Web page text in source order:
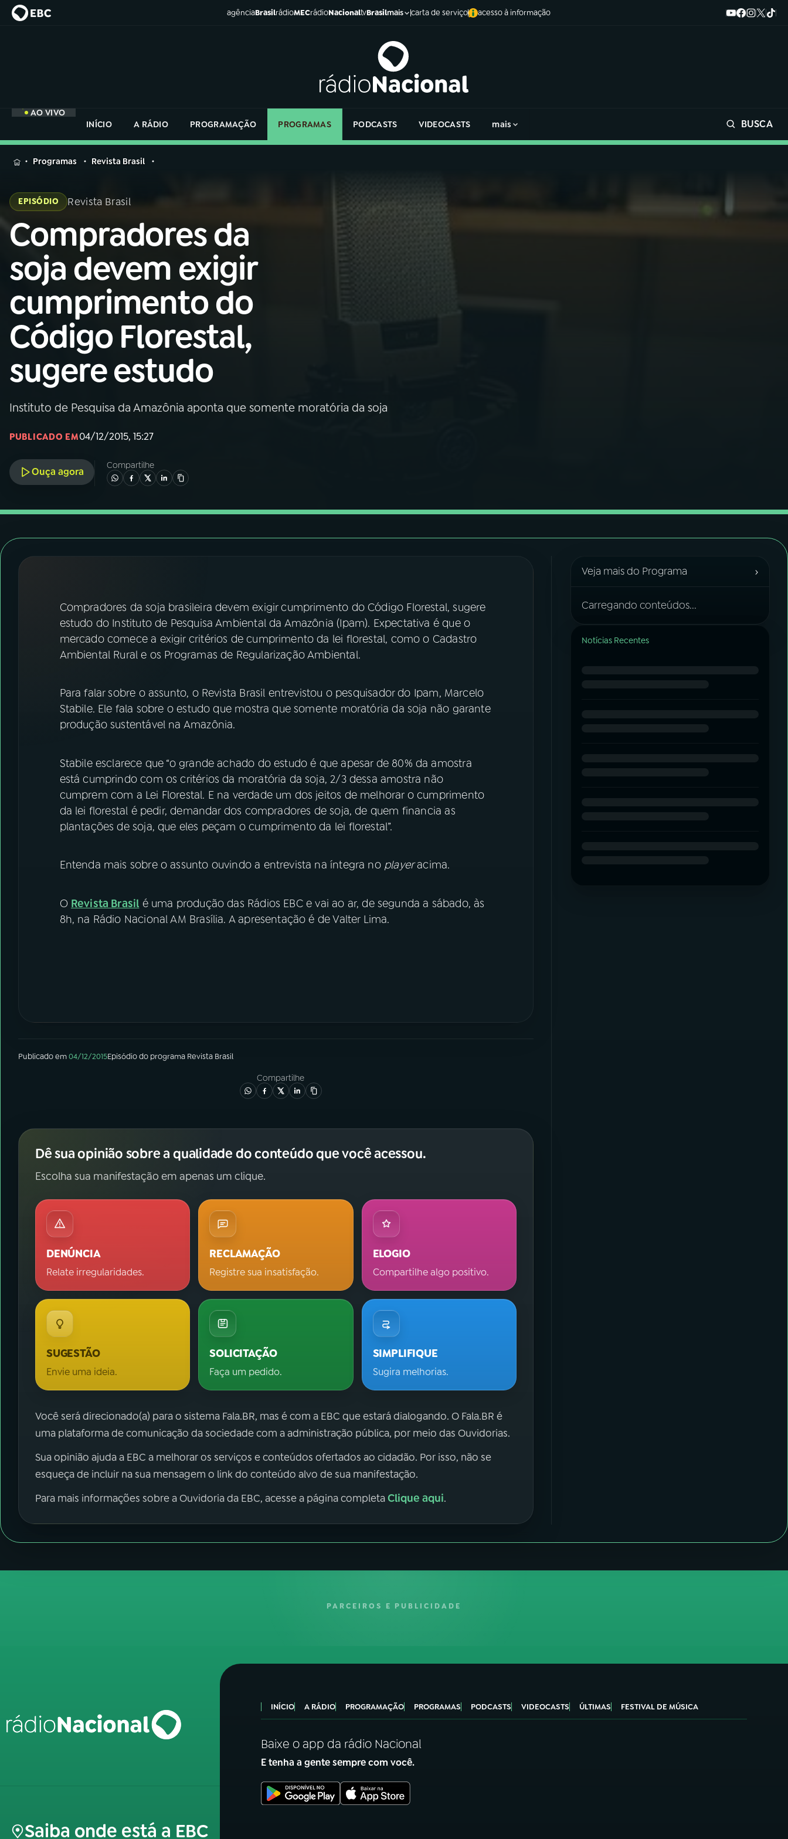
agênciaBrasilrádioMECrádioNacionaltvBrasilmais carta de serviço acesso à informação
AO VIVO
INÍCIO
A RÁDIO PROGRAMAÇÃO PROGRAMAS PODCASTS VIDEOCASTS mais BUSCA
MENU
Buscar
na
Rádio
Nacional
01 INÍCIO
02A RÁDIO
03 PROGRAMAÇÃO
04PROGRAMAS
ACOMPANHE A RÁDIO NACIONAL
YouTube Facebook
Instagram X
na
Rádio
Programas Revista Brasil
EPISÓDIO Revista Brasil
Compradores da
soja devem exigir
cumprimento do
Código Florestal,
sugere estudo
Instituto de Pesquisa da Amazônia aponta que somente moratória da soja
PUBLICADO EM04/12/2015, 15:27
Ouça agora
Compartilhe
Compradores da soja brasileira devem exigir cumprimento do Código Florestal, sugere
estudo do Instituto de Pesquisa Ambiental da Amazônia (Ipam). Expectativa é que o
mercado comece a exigir critérios de cumprimento da lei florestal, como o Cadastro
Ambiental Rural e os Programas de Regularização Ambiental.
Para falar sobre o assunto, o Revista Brasil entrevistou o pesquisador do Ipam, Marcelo
Stabile. Ele fala sobre o estudo que mostra que somente moratória da soja não garante
produção sustentável na Amazônia.
Stabile esclarece que “o grande achado do estudo é que apesar de 80% da amostra
está cumprindo com os critérios da moratória da soja, 2/3 dessa amostra não
cumprem com a Lei Florestal. E na verdade um dos jeitos de melhorar o cumprimento
da lei florestal é pedir, demandar dos compradores de soja, de quem financia as
plantações de soja, que eles peçam o cumprimento da lei florestal”.
Entenda mais sobre o assunto ouvindo a entrevista na íntegra no playeracima.
O Revista Brasil é uma produção das Rádios EBC e vai ao ar, de segunda a sábado, às
8h, na Rádio Nacional AM Brasília. A apresentação é de Valter Lima.
Publicado em04/12/2015Episódiodo programa Revista Brasil
Compartilhe
Dê sua opinião sobre a qualidade do conteúdo que você acessou.
Escolha sua manifestação em apenas um clique.
DENÚNCIA
Relate irregularidades.
RECLAMAÇÃO
Registre sua insatisfação.
ELOGIO
Compartilhe algo positivo.
SUGESTÃO
Envie uma ideia.
SOLICITAÇÃO
Faça um pedido.
SIMPLIFIQUE
Sugira melhorias.
Você será direcionado(a) para o sistema Fala.BR, mas é com a EBC que estará dialogando. O Fala.BR é
uma plataforma de comunicação da sociedade com a administração pública, por meio das Ouvidorias.
Sua opinião ajuda a EBC a melhorar os serviços e conteúdos ofertados ao cidadão. Por isso, não se
esqueça de incluir na sua mensagem o link do conteúdo alvo de sua manifestação.
Para mais informações sobre a Ouvidoria da EBC, acesse a página completaClique aqui.
Veja mais do Programa ›
Carregando conteúdos...
Notícias Recentes
PARCEIROS E PUBLICIDADE
Saiba onde está a EBC
INÍCIO A RÁDIO PROGRAMAÇÃO PROGRAMAS PODCASTS VIDEOCASTS ÚLTIMAS FESTIVAL DE MÚSICA
Baixe o app da rádio Nacional
E tenha a gente sempre com você.